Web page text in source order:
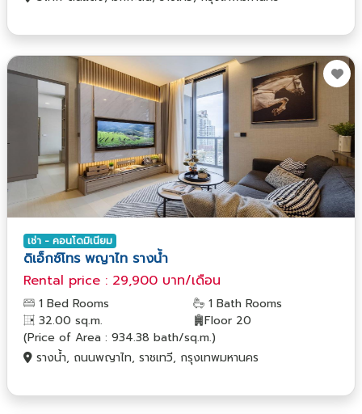
เช่า - คอนโดมิเนียม
ดิเอ็กซ์โทร พญาไท รางน้ำ
Rental price : 29,900 บาท/เดือน
1 Bed Rooms
1 Bath Rooms
32.00 sq.m.
Floor 20
(Price of Area : 934.38 bath/sq.m.)
รางน้ำ, ถนนพญาไท, ราชเทวี, กรุงเทพมหานคร